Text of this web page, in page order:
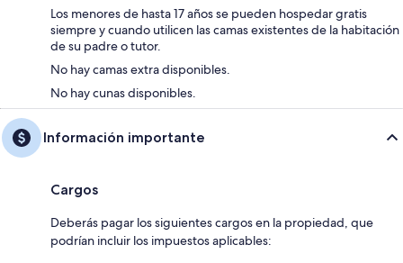
Los menores de hasta 17 años se pueden hospedar gratis
siempre y cuando utilicen las camas existentes de la habitación
de su padre o tutor.
No hay camas extra disponibles.
No hay cunas disponibles.
Información importante
Cargos
Deberás pagar los siguientes cargos en la propiedad, que
podrían incluir los impuestos aplicables: